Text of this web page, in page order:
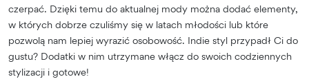
czerpać. Dzięki temu do aktualnej mody można dodać elementy,
w których dobrze czuliśmy się w latach młodości lub które
pozwolą nam lepiej wyrazić osobowość. Indie styl przypadł Ci do
gustu? Dodatki w nim utrzymane włącz do swoich codziennych
stylizacji i gotowe!